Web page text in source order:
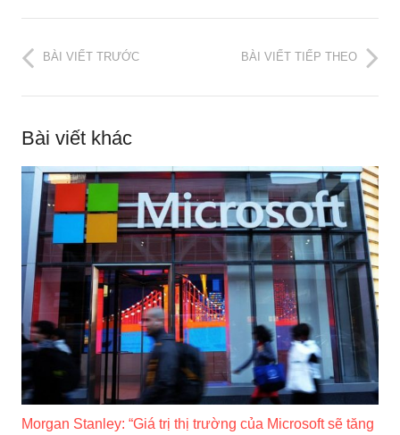
BÀI VIẾT TRƯỚC BÀI VIẾT TIẾP THEO
Bài viết khác
Morgan Stanley: “Giá trị thị trường của Microsoft sẽ tăng